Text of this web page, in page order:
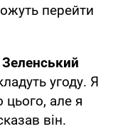
перейти
Зеленський
угоду. Я
але я
він.